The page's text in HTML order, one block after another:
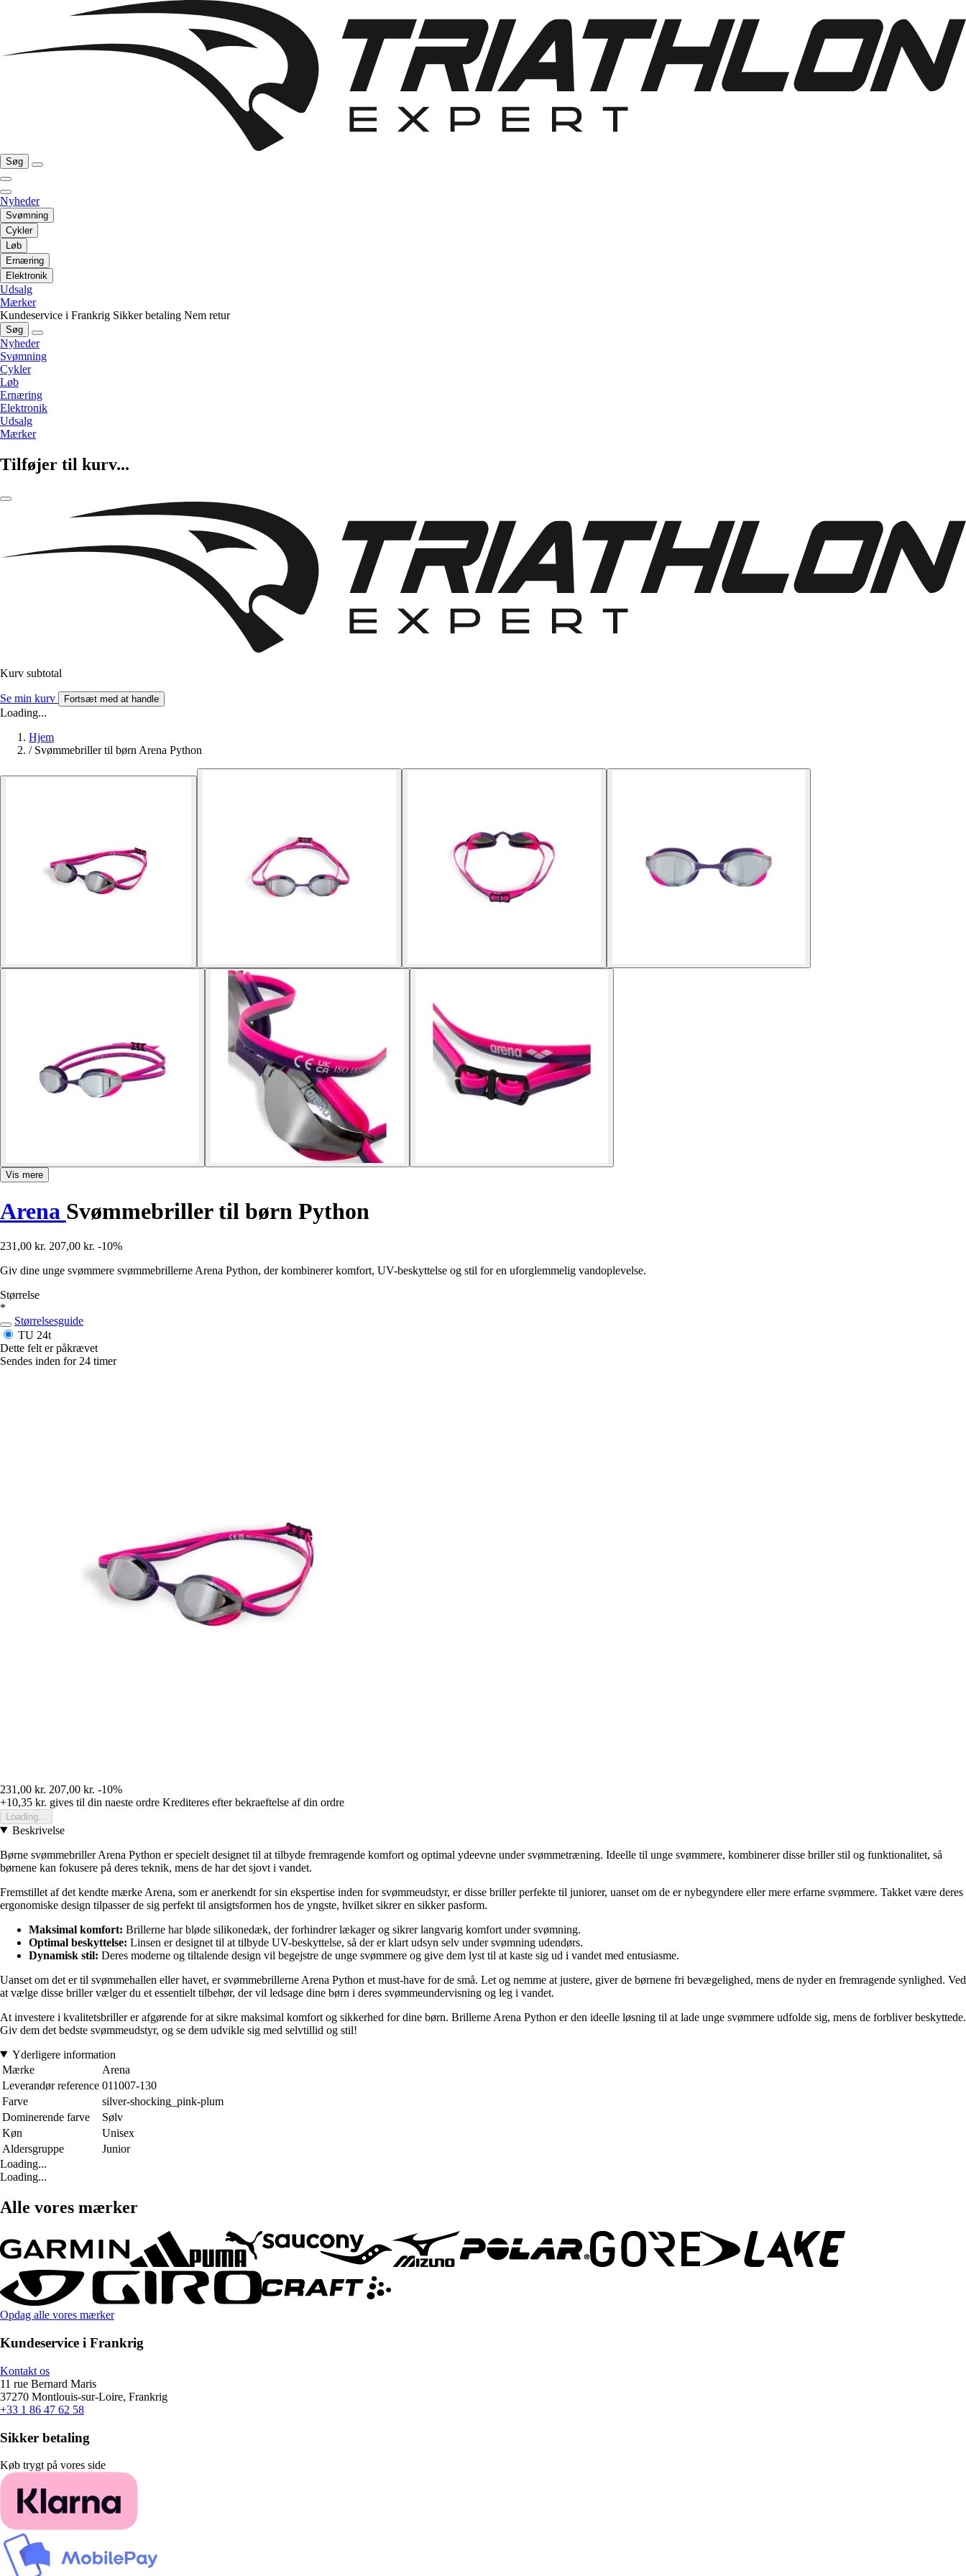
Søg
Nyheder
Svømning
Cykler
Løb
Ernæring
Elektronik
Udsalg
Mærker
Kundeservice i Frankrig Sikker betaling Nem retur
Søg
Nyheder
Svømning
Cykler
Løb
Ernæring
Elektronik
Udsalg
Mærker
Tilføjer til kurv...
Kurv subtotal
Se min kurv Fortsæt med at handle
Loading...
Hjem
/ Svømmebriller til børn Arena Python
Vis mere
Arena Svømmebriller til børn Python
231,00 kr. 207,00 kr. -10%
Giv dine unge svømmere svømmebrillerne Arena Python, der kombinerer komfort, UV-beskyttelse og stil for en uforglemmelig vandoplevelse.
Størrelse
*
Størrelsesguide
TU 24t
Dette felt er påkrævet
Sendes inden for 24 timer
231,00 kr. 207,00 kr. -10%
+10,35 kr. gives til din naeste ordre Krediteres efter bekraeftelse af din ordre
Loading...
Beskrivelse
Børne svømmebriller Arena Python er specielt designet til at tilbyde fremragende komfort og optimal ydeevne under svømmetræning. Ideelle til unge svømmere, kombinerer disse briller stil og funktionalitet, så
børnene kan fokusere på deres teknik, mens de har det sjovt i vandet.
Fremstillet af det kendte mærke Arena, som er anerkendt for sin ekspertise inden for svømmeudstyr, er disse briller perfekte til juniorer, uanset om de er nybegyndere eller mere erfarne svømmere. Takket være deres
ergonomiske design tilpasser de sig perfekt til ansigtsformen hos de yngste, hvilket sikrer en sikker pasform.
Maksimal komfort: Brillerne har bløde silikonedæk, der forhindrer lækager og sikrer langvarig komfort under svømning.
Optimal beskyttelse: Linsen er designet til at tilbyde UV-beskyttelse, så der er klart udsyn selv under svømning udendørs.
Dynamisk stil: Deres moderne og tiltalende design vil begejstre de unge svømmere og give dem lyst til at kaste sig ud i vandet med entusiasme.
Uanset om det er til svømmehallen eller havet, er svømmebrillerne Arena Python et must-have for de små. Let og nemme at justere, giver de børnene fri bevægelighed, mens de nyder en fremragende synlighed. Ved
at vælge disse briller vælger du et essentielt tilbehør, der vil ledsage dine børn i deres svømmeundervisning og leg i vandet.
At investere i kvalitetsbriller er afgørende for at sikre maksimal komfort og sikkerhed for dine børn. Brillerne Arena Python er den ideelle løsning til at lade unge svømmere udfolde sig, mens de forbliver beskyttede.
Giv dem det bedste svømmeudstyr, og se dem udvikle sig med selvtillid og stil!
Yderligere information
Mærke
Arena
Leverandør reference 011007-130
Farve
silver-shocking_pink-plum
Dominerende farve
Sølv
Køn
Unisex
Aldersgruppe
Junior
Loading...
Loading...
Alle vores mærker
Opdag alle vores mærker
Kundeservice i Frankrig
Kontakt os
11 rue Bernard Maris
37270 Montlouis-sur-Loire, Frankrig
+33 1 86 47 62 58
Sikker betaling
Køb trygt på vores side